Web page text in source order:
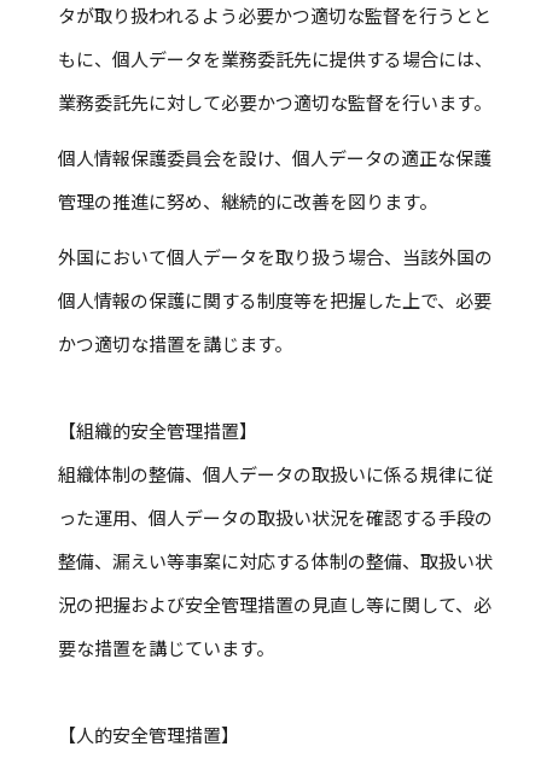
タが取り扱われるよう必要かつ適切な監督を行うとと
もに、個人データを業務委託先に提供する場合には、
業務委託先に対して必要かつ適切な監督を行います。
個人情報保護委員会を設け、個人データの適正な保護
管理の推進に努め、継続的に改善を図ります。
外国において個人データを取り扱う場合、当該外国の
個人情報の保護に関する制度等を把握した上で、必要
かつ適切な措置を講じます。
【組織的安全管理措置】
組織体制の整備、個人データの取扱いに係る規律に従
った運用、個人データの取扱い状況を確認する手段の
整備、漏えい等事案に対応する体制の整備、取扱い状
況の把握および安全管理措置の見直し等に関して、必
要な措置を講じています。
【人的安全管理措置】